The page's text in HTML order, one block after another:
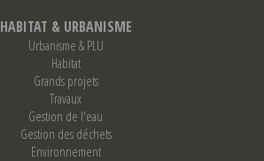
HABITAT & URBANISME
Urbanisme & PLU
Habitat
Grands projets
Travaux
Gestion de l'eau
Gestion des déchets
Environnement